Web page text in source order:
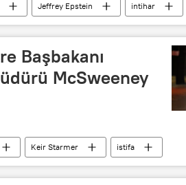
Jeffrey Epstein
intihar
ABD Adalet Bakanlığı
Başbakanı
McSweeney
Keir Starmer
istifa
Haberler
ABD